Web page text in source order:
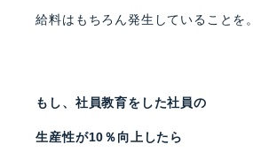
給料はもちろん発生していることを。
もし、社員教育をした社員の
生産性が10％向上したら